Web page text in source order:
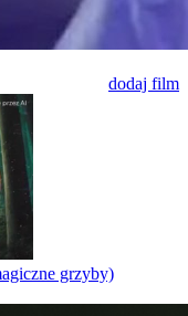
dodaj film
grzyby)